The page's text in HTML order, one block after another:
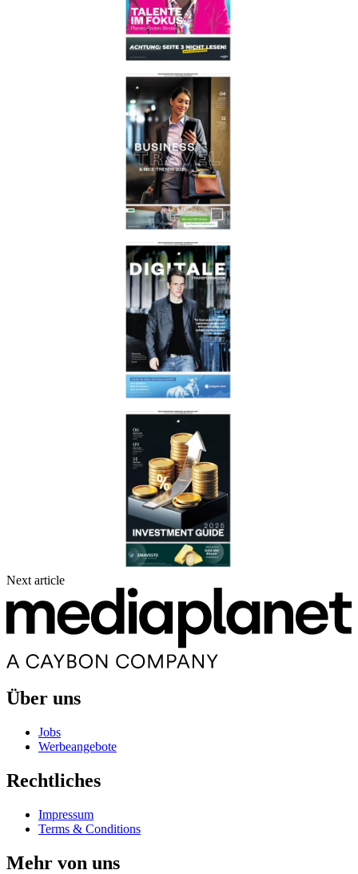
Next article
Über uns
Jobs
Werbeangebote
Rechtliches
Impressum
Terms & Conditions
Mehr von uns